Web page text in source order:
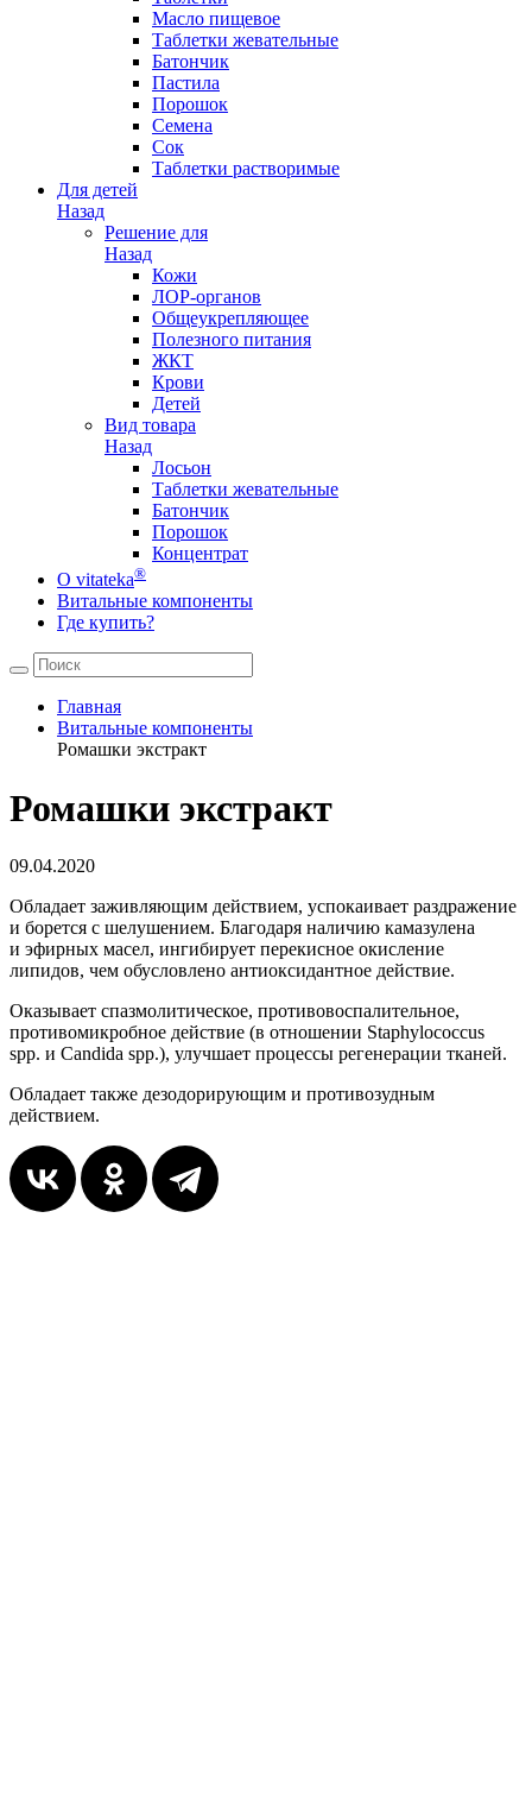
Масло пищевое
Таблетки жевательные
Батончик
Пастила
Порошок
Семена
Сок
Таблетки растворимые
Для детей
Назад
Решение для
Назад
Кожи
ЛОР-органов
Общеукрепляющее
Полезного питания
ЖКТ
Крови
Детей
Вид товара
Назад
Лосьон
Таблетки жевательные
Батончик
Порошок
Концентрат
О vitateka®
Витальные компоненты
Где купить?
Главная
Витальные компоненты
Ромашки экстракт
Ромашки экстракт
09.04.2020
Обладает заживляющим действием, успокаивает раздражение
и борется с шелушением. Благодаря наличию камазулена
и эфирных масел, ингибирует перекисное окисление
липидов, чем обусловлено антиоксидантное действие.
Оказывает спазмолитическое, противовоспалительное,
противомикробное действие (в отношении Staphylococcus
spp. и Candida spp.), улучшает процессы регенерации тканей.
Обладает также дезодорирующим и противозудным
действием.